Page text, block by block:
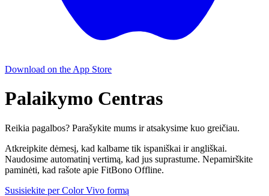
Download on the App Store
Palaikymo Centras
Reikia pagalbos? Parašykite mums ir atsakysime kuo greičiau.
Atkreipkite dėmesį, kad kalbame tik ispaniškai ir angliškai.
Naudosime automatinį vertimą, kad jus suprastume. Nepamirškite
paminėti, kad rašote apie FitBono Offline.
Susisiekite per Color Vivo formą